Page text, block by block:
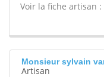
Voir la fiche artisan :
Monsieur sylvain
Artisan